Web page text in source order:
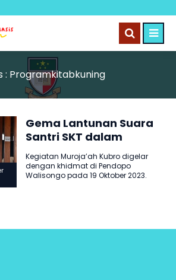
: Programkitabkuning
Gema Lantunan Suara
Santri SKT dalam
Muroja’ah Kubro di
Pendopo Wali Songo
Kegiatan Muroja’ah Kubro digelar
dengan khidmat di Pendopo
Walisongo pada 19 Oktober 2023.